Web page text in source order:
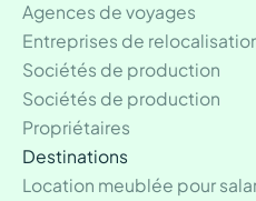
Agences de voyages
Entreprises de
Sociétés de production
Sociétés de production
Propriétaires
Destinations
Location meublée pour